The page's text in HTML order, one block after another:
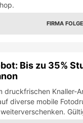
FIRMA
Bis zu 35%
druckfrischen Knaller-
diverse mobile